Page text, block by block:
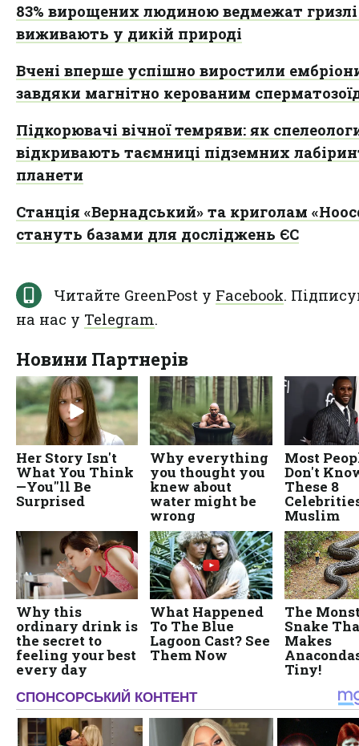
83% вирощених людиною ведмежат
виживають у дикій природі
Вчені вперше успішно виростили
завдяки магнітно керованим
Підкорювачі вічної темряви: як
відкривають таємниці підземних
планети
Станція «Вернадський» та криголам
стануть базами для досліджень ЄС
Читайте GreenPost у Facebook.
на нас у Telegram.